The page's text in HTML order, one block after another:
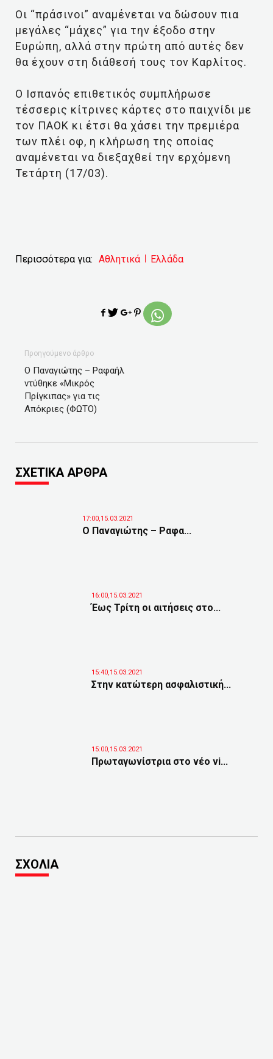
Οι “πράσινοι” αναμένεται να δώσουν πια
μεγάλες “μάχες” για την έξοδο στην
Ευρώπη, αλλά στην πρώτη από αυτές δεν
θα έχουν στη διάθεσή τους τον Καρλίτος.
Ο Ισπανός επιθετικός συμπλήρωσε
τέσσερις κίτρινες κάρτες στο παιχνίδι με
τον ΠΑΟΚ κι έτσι θα χάσει την πρεμιέρα
των πλέι οφ, η κλήρωση της οποίας
αναμένεται να διεξαχθεί την ερχόμενη
Τετάρτη (17/03).
Περισσότερα για: Αθλητικά Ελλάδα
Προηγούμενο άρθρο
Ο Παναγιώτης – Ραφαήλ
ντύθηκε «Μικρός
Πρίγκιπας» για τις
Απόκριες (ΦΩΤΟ)
ΣΧΕΤΙΚΑ ΑΡΘΡΑ
17:00,15.03.2021
Ο Παναγιώτης – Ραφα...
16:00,15.03.2021
Έως Τρίτη οι αιτήσεις στο...
15:40,15.03.2021
Στην κατώτερη ασφαλιστική...
15:00,15.03.2021
Πρωταγωνίστρια στο νέο vi...
ΣΧΟΛΙΑ